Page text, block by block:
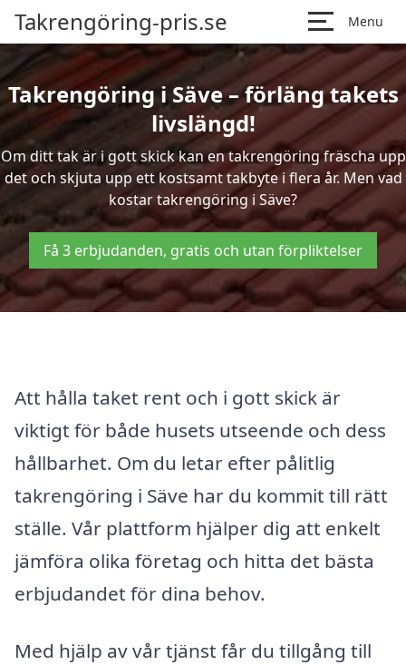
Takrengöring-pris.se Menu
Takrengöring i Säve – förläng takets
livslängd!
Om ditt tak är i gott skick kan en takrengöring fräscha upp
det och skjuta upp ett kostsamt takbyte i flera år. Men vad
kostar takrengöring i Säve?
Få 3 erbjudanden, gratis och utan förpliktelser
Att hålla taket rent och i gott skick är
viktigt för både husets utseende och dess
hållbarhet. Om du letar efter pålitlig
takrengöring i Säve har du kommit till rätt
ställe. Vår plattform hjälper dig att enkelt
jämföra olika företag och hitta det bästa
erbjudandet för dina behov.
Med hjälp av vår tjänst får du tillgång till